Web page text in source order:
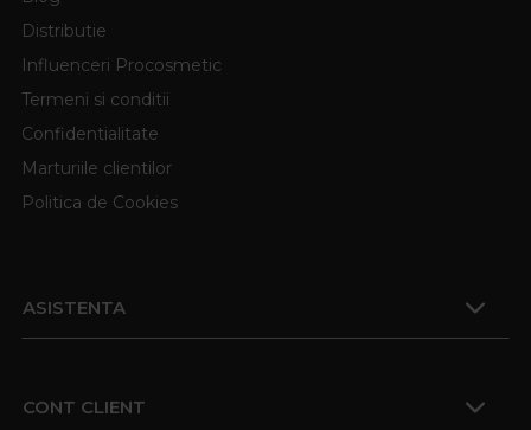
Distributie
Influenceri Procosmetic
Termeni si conditii
Confidentialitate
Marturiile clientilor
Politica de Cookies
ASISTENTA
CONT CLIENT